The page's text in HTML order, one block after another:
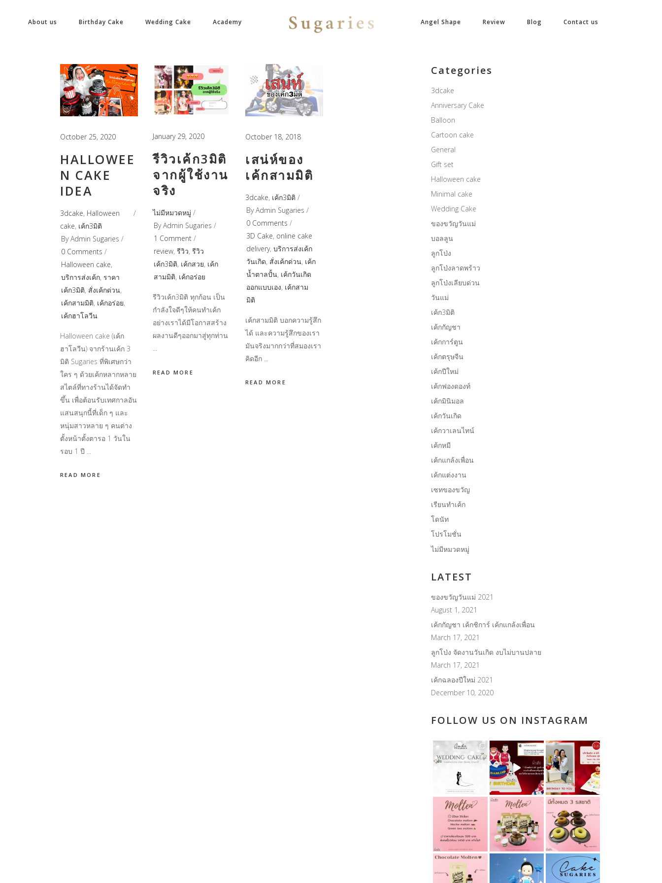
About us Birthday Cake Wedding Cake Academy Angel Shape Review Blog Contact us
October 25, 2020
HALLOWEE
N CAKE
IDEA
3dcake, Halloween
cake, เค้ก3มิติ
ByAdmin Sugaries
0 Comments
Halloween cake,
บริการส่งเค้ก, ราคา
เค้ก3มิติ, สั่งเค้กด่วน,
เค้กสามมิติ, เค้กอร่อย,
เค้กฮาโลวีน
Halloween cake (เค้ก
ฮาโลวีน) จากร้านเค้ก 3
มิติ Sugaries ที่พิเศษกว่า
ใคร ๆ ด้วยเค้กหลากหลาย
สไตล์ที่ทางร้านได้จัดทำ
ขึ้น เพื่อต้อนรับเทศกาลอัน
แสนสนุกนี้ที่เด็ก ๆ และ
หนุ่มสาวหลาย ๆ คนต่าง
ตั้งหน้าตั้งตารอ 1 วันใน
รอบ 1 ปี
READ MORE
January 29, 2020
รีวิวเค้ก3มิติ
จากผู้ใช้งาน
จริง
ไม่มีหมวดหมู่
ByAdmin Sugaries
1 Comment
review, รีวิว, รีวิว
เค้ก3มิติ, เค้กสวย, เค้ก
สามมิติ, เค้กอร่อย
รีวิวเค้ก3มิติ ทุกก้อน เป็น
กำลังใจดีๆให้คนทำเค้ก
อย่างเราได้มีโอกาสสร้าง
ผลงานดีๆออกมาสู่ทุกท่าน
READ MORE
October 18, 2018
เสน่ห์ของ
เค้กสามมิติ
3dcake, เค้ก3มิติ
ByAdmin Sugaries
0 Comments
3D Cake, online cake
delivery, บริการส่งเค้ก
วันเกิด, สั่งเค้กด่วน, เค้ก
น้ำตาลปั้น, เค้กวันเกิด
ออกแบบเอง, เค้กสาม
มิติ
เค้กสามมิติ บอกความรู้สึก
ได้ และความรู้สึกของเรา
มันจริงมากกว่าที่สมองเรา
คิดอีก
READ MORE
Categories
3dcake
Anniversary Cake
Balloon
Cartoon cake
General
Gift set
Halloween cake
Minimal cake
Wedding Cake
ของขวัญวันแม่
บอลลูน
ลูกโป่ง
ลูกโป่งลาดพร้าว
ลูกโป่งเลียบด่วน
วันแม่
เค้ก3มิติ
เค้กกัญชา
เค้กการ์ตูน
เค้กตรุษจีน
เค้กปีใหม่
เค้กฟองดองท์
เค้กมินิมอล
เค้กวันเกิด
เค้กวาเลนไทน์
เค้กหมี
เค้กแกล้งเพื่อน
เค้กแต่งงาน
เซทของขวัญ
เรียนทำเค้ก
โดนัท
โปรโมชั่น
ไม่มีหมวดหมู่
LATEST
ของขวัญวันแม่ 2021
August 1, 2021
เค้กกัญชา เค้กชิการ์ เค้กแกล้งเพื่อน
March 17, 2021
ลูกโป่ง จัดงานวันเกิด งบไม่บานปลาย
March 17, 2021
เค้กฉลองปีใหม่ 2021
December 10, 2020
FOLLOW US ON INSTAGRAM